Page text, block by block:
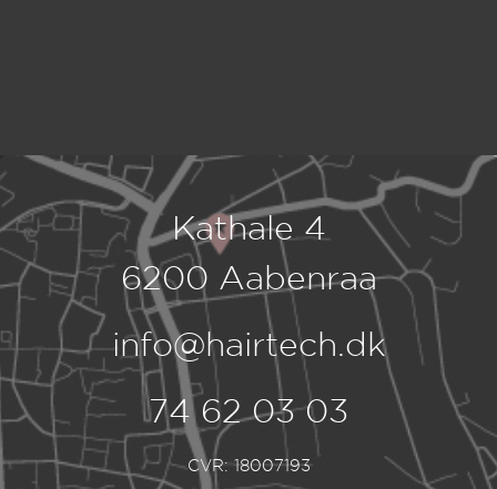
Kathale 4
6200 Aabenraa
info@hairtech.dk
74 62 03 03
CVR: 18007193